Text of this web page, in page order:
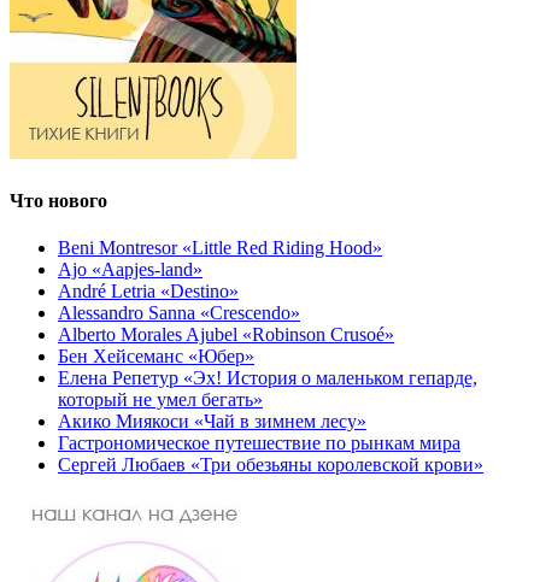
Что нового
Beni Montresor «Little Red Riding Hood»
Ajo «Aapjes-land»
André Letria «Destino»
Alessandro Sanna «Crescendo»
Alberto Morales Ajubel «Robinson Crusoé»
Бен Хейсеманс «Юбер»
Елена Репетур «Эх! История о маленьком гепарде,
который не умел бегать»
Акико Миякоси «Чай в зимнем лесу»
Гастрономическое путешествие по рынкам мира
Сергей Любаев «Три обезьяны королевской крови»